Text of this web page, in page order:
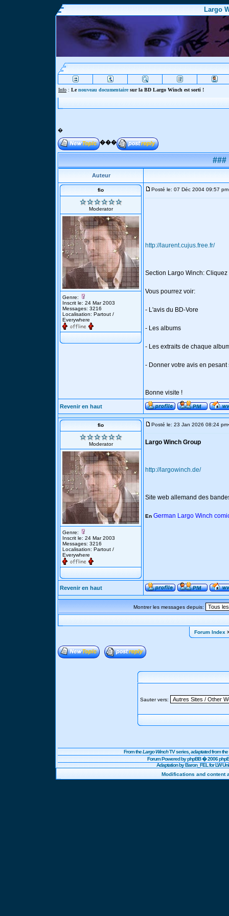
Largo
Info : Lenouveau documentairesur la BD Largo Winch est sorti !
�
���
###
Auteur
fio
Moderator
Genre:
Inscrit le: 24 Mar 2003
Messages: 3216
Localisation: Partout /
Everywhere
Posté le: 07 Déc 2004 09:57 pm
http://laurent.cujus.free.fr/
Section Largo Winch:
Vous pourrez voir:
- L'avis du BD-Vore
- Les albums
- Les extraits de chaque
- Donner votre avis en
Bonne visite !
Revenir en haut
fio
Moderator
Genre:
Inscrit le: 24 Mar 2003
Messages: 3216
Localisation: Partout /
Everywhere
Posté le: 23 Jan 2026 08:24 pm
Largo Winch Group
http://largowinch.de/
Site web allemand des
En German Largo Winch
Revenir en haut
Montrer les messages depuis:
Forum Index
Sauter vers:
From theLargo WinchTV series, adaptated from
Forum Powered byphpBB� 2006
Adaptation by Baron_FEL for LW
Modifications and content